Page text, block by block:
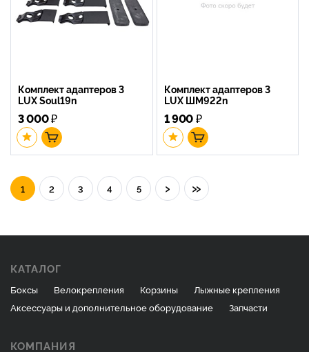
Комплект адаптеров 3
LUX Soul19n
3 000₽
Комплект адаптеров 3
LUX ШМ922n
1 900₽
1 2 3 4 5 › »
КАТАЛОГ
Боксы Велокрепления Корзины
Лыжные крепления
Аксессуары и дополнительное оборудование
Запчасти
КОМПАНИЯ